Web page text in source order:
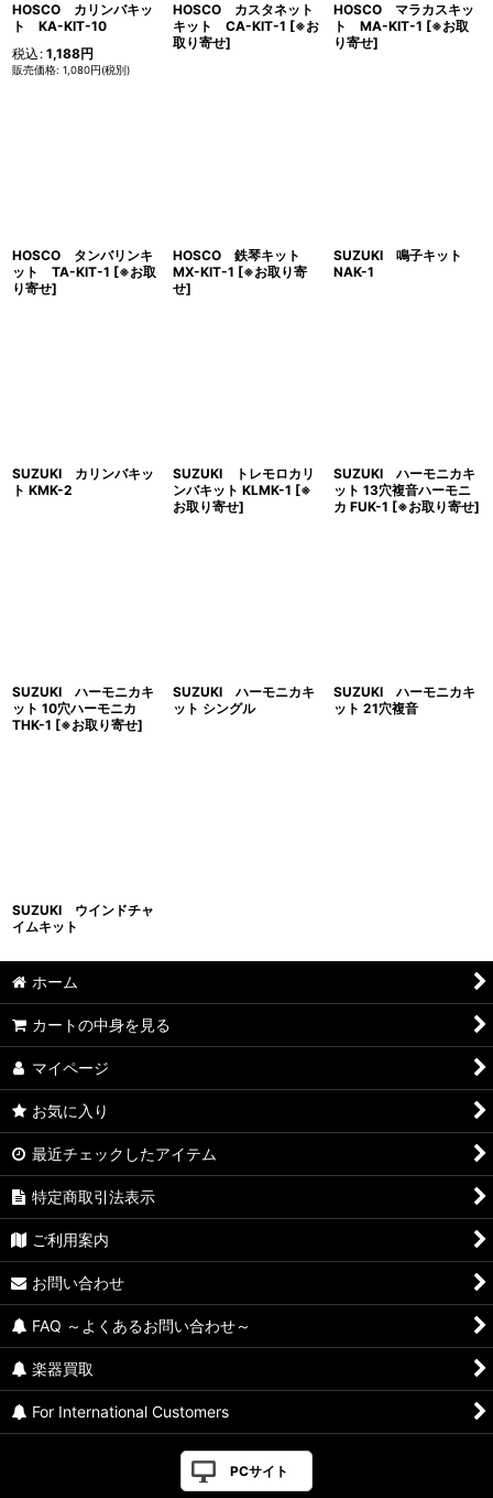
HOSCO カリンバキッ
ト KA-KIT-10
1,080円(税別)
税込 : 1,188円
HOSCO カスタネット
キット CA-KIT-1 [※お
取り寄せ]
HOSCO マラカスキッ
ト MA-KIT-1 [※お取
り寄せ]
HOSCO タンバリンキ
ット TA-KIT-1 [※お取
り寄せ]
HOSCO 鉄琴キット
MX-KIT-1 [※お取り寄
せ]
SUZUKI 鳴子キット
NAK-1
SUZUKI カリンバキッ
ト KMK-2
SUZUKI トレモロカリ
ンバキット KLMK-1 [※
お取り寄せ]
SUZUKI ハーモニカキ
ット 13穴複音ハーモニ
カ FUK-1 [※お取り寄せ]
SUZUKI ハーモニカキ
ット 10穴ハーモニカ
THK-1 [※お取り寄せ]
SUZUKI ハーモニカキ
ット シングル
SUZUKI ハーモニカキ
ット 21穴複音
SUZUKI ウインドチャ
イムキット
ホーム
カートの中身を見る
マイページ
お気に入り
最近チェックしたアイテム
特定商取引法表示
ご利用案内
お問い合わせ
FAQ ～よくあるお問い合わせ～
楽器買取
For International Customers
PCサイト